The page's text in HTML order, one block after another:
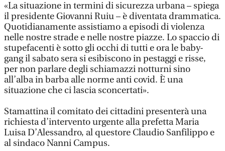
«La situazione in termini di sicurezza urbana – spiega
il presidente Giovanni Ruiu – è diventata drammatica.
Quotidianamente assistiamo a episodi di violenza
nelle nostre strade e nelle nostre piazze. Lo spaccio di
stupefacenti è sotto gli occhi di tutti e ora le baby-
gang il sabato sera si esibiscono in pestaggi e risse,
per non parlare degli schiamazzi notturni sino
all’alba in barba alle norme anti covid. È una
situazione che ci lascia sconcertati».
Stamattina il comitato dei cittadini presenterà una
richiesta d’intervento urgente alla prefetta Maria
Luisa D’Alessandro, al questore Claudio Sanfilippo e
al sindaco Nanni Campus.